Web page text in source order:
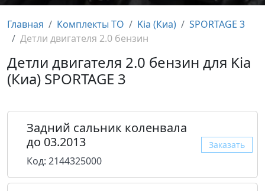
Главная Комплекты ТО Kia (Киа)
SPORTAGE 3
Детли двигателя 2.0 бензин
Детли двигателя 2.0 бензин для Kia
(Киа) SPORTAGE 3
Задний сальник коленвала
до 03.2013
Код: 2144325000
Заказать